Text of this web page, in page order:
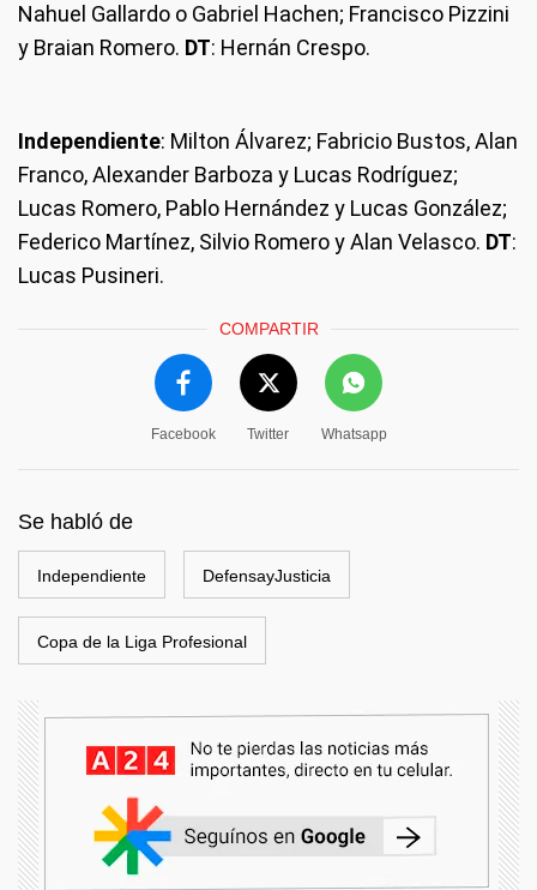
Nahuel Gallardo o Gabriel Hachen; Francisco Pizzini
y Braian Romero. DT: Hernán Crespo.
Independiente: Milton Álvarez; Fabricio Bustos, Alan
Franco, Alexander Barboza y Lucas Rodríguez;
Lucas Romero, Pablo Hernández y Lucas González;
Federico Martínez, Silvio Romero y Alan Velasco. DT:
Lucas Pusineri.
COMPARTIR
Facebook Twitter Whatsapp
Se habló de
Independiente DefensayJusticia
Copa de la Liga Profesional